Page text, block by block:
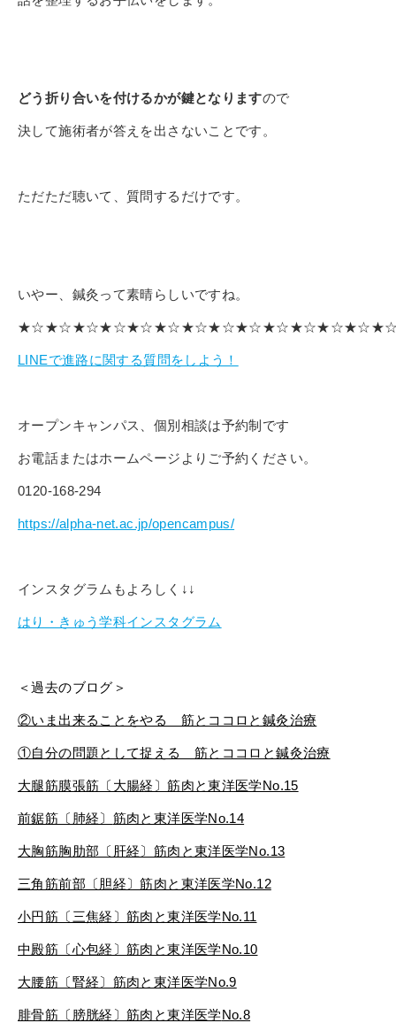
どう折り合いを付けるかが鍵となりますので
決して施術者が答えを出さないことです。
ただただ聴いて、質問するだけです。
いやー、鍼灸って素晴らしいですね。
LINEで進路に関する質問をしよう！
オープンキャンパス、個別相談は予約制です
お電話またはホームページよりご予約ください。
0120-168-294
https://alpha-net.ac.jp/opencampus/
インスタグラムもよろしく↓↓
はり・きゅう学科インスタグラム
＜過去のブログ＞
②いま出来ることをやる 筋とココロと鍼灸治療
①自分の問題として捉える 筋とココロと鍼灸治療
大腿筋膜張筋〔大腸経〕筋肉と東洋医学No.15
前鋸筋〔肺経〕 筋肉と東洋医学No.14
大胸筋胸肋部〔肝経〕筋肉と東洋医学No.13
三角筋前部〔胆経〕筋肉と東洋医学No.12
小円筋〔三焦経〕筋肉と東洋医学No.11
中殿筋〔心包経〕 筋肉と東洋医学No.10
大腰筋〔腎経〕筋肉と東洋医学No.9
腓骨筋〔膀胱経〕筋肉と東洋医学No.8